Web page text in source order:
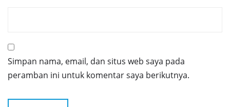
Simpan nama, email, dan situs web saya pada
peramban ini untuk komentar saya berikutnya.